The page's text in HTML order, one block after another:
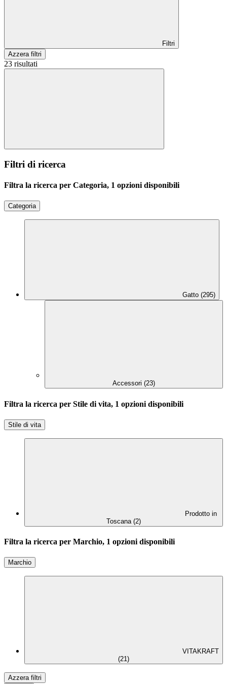
Filtri
Azzera filtri
23 risultati
Filtri di ricerca
Filtra la ricerca per Categoria, 1 opzioni disponibili
Categoria
Gatto (295)
Accessori (23)
Filtra la ricerca per Stile di vita, 1 opzioni disponibili
Stile di vita
Prodotto in
Toscana (2)
Filtra la ricerca per Marchio, 1 opzioni disponibili
Marchio
VITAKRAFT
(21)
Azzera filtri